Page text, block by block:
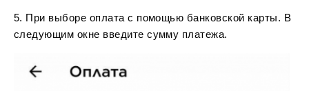
5. При выборе оплата с помощью банковской карты. В
следующим окне введите сумму платежа.